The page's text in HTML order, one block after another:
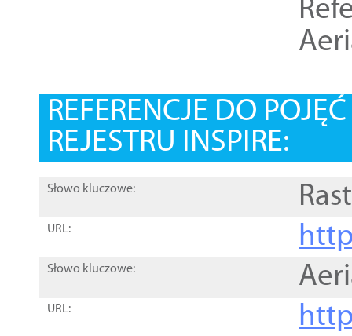
REFERENCJE DO
REJESTRU INSPIRE:
Słowo kluczowe:
URL:
Słowo kluczowe:
URL: